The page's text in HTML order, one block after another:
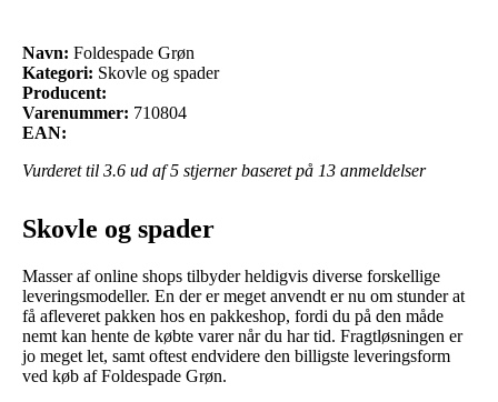
Navn: Foldespade Grøn
Kategori: Skovle og spader
Producent:
Varenummer: 710804
EAN:
Vurderet til 3.6 ud af 5 stjerner baseret på 13 anmeldelser
Skovle og spader
Masser af online shops tilbyder heldigvis diverse forskellige
leveringsmodeller. En der er meget anvendt er nu om stunder at
få afleveret pakken hos en pakkeshop, fordi du på den måde
nemt kan hente de købte varer når du har tid. Fragtløsningen er
jo meget let, samt oftest endvidere den billigste leveringsform
ved køb af Foldespade Grøn.